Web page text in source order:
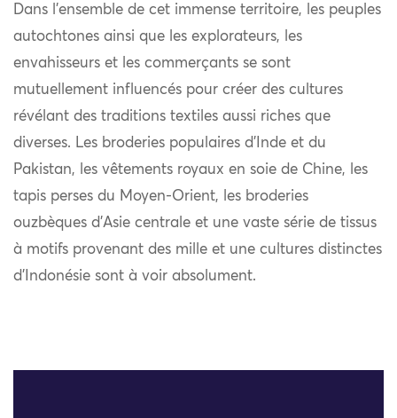
Dans l’ensemble de cet immense territoire, les peuples
autochtones ainsi que les explorateurs, les
envahisseurs et les commerçants se sont
mutuellement influencés pour créer des cultures
révélant des traditions textiles aussi riches que
diverses. Les broderies populaires d’Inde et du
Pakistan, les vêtements royaux en soie de Chine, les
tapis perses du Moyen-Orient, les broderies
ouzbèques d’Asie centrale et une vaste série de tissus
à motifs provenant des mille et une cultures distinctes
d’Indonésie sont à voir absolument.